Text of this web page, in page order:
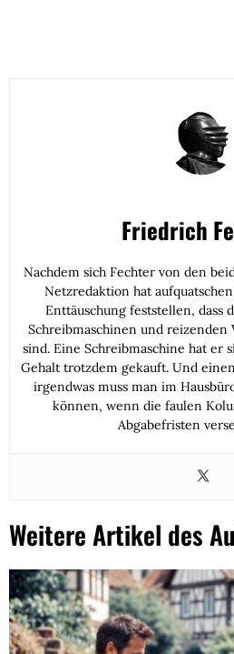
Friedrich
Nachdem sich Fechter von den
Netzredaktion hat
Enttäuschung feststellen, dass
Schreibmaschinen und
sind. Eine Schreibmaschine hat er
Gehalt trotzdem gekauft. Und
irgendwas muss man im
können, wenn die faulen
Abgabefristen
Weitere Artikel des